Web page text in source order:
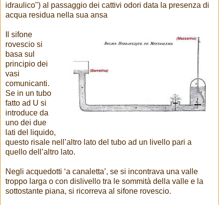
idraulico") al passaggio dei cattivi odori data la presenza di
acqua residua nella sua ansa
Il sifone
rovescio si
basa sul
principio dei
vasi
comunicanti.
Se in un tubo
fatto ad U si
introduce da
uno dei due
lati del liquido,
questo risale nell’altro lato del tubo ad un livello pari a
quello dell’altro lato.
Negli acquedotti ‘a canaletta’, se si incontrava una valle
troppo larga o con dislivello tra le sommità della valle e la
sottostante piana, si ricorreva al sifone rovescio.